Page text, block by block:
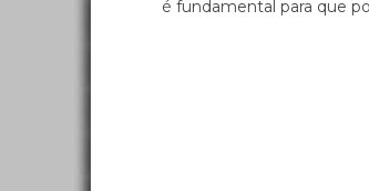
é fundamental para que